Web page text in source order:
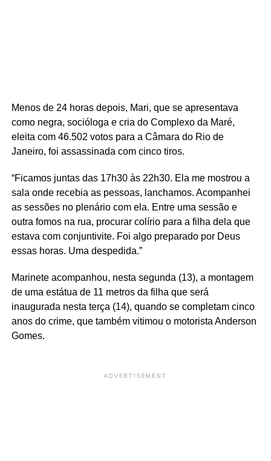
Menos de 24 horas depois, Mari, que se apresentava
como negra, socióloga e cria do Complexo da Maré,
eleita com 46.502 votos para a Câmara do Rio de
Janeiro, foi assassinada com cinco tiros.
“Ficamos juntas das 17h30 às 22h30. Ela me mostrou a
sala onde recebia as pessoas, lanchamos. Acompanhei
as sessões no plenário com ela. Entre uma sessão e
outra fomos na rua, procurar colírio para a filha dela que
estava com conjuntivite. Foi algo preparado por Deus
essas horas. Uma despedida.”
Marinete acompanhou, nesta segunda (13), a montagem
de uma estátua de 11 metros da filha que será
inaugurada nesta terça (14), quando se completam cinco
anos do crime, que também vitimou o motorista Anderson
Gomes.
ADVERTISEMENT